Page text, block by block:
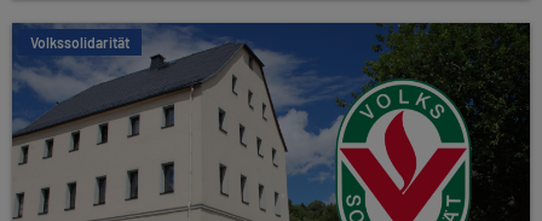
Volkssolidarität